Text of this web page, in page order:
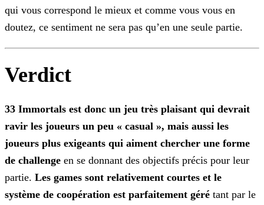
qui vous correspond le mieux et comme vous vous en
doutez, ce sentiment ne sera pas qu’en une seule partie.
Verdict
33 Immortals est donc un jeu très plaisant qui devrait
ravir les joueurs un peu « casual », mais aussi les
joueurs plus exigeants qui aiment chercher une forme
de challenge en se donnant des objectifs précis pour leur
partie. Les games sont relativement courtes et le
système de coopération est parfaitement géré tant par le